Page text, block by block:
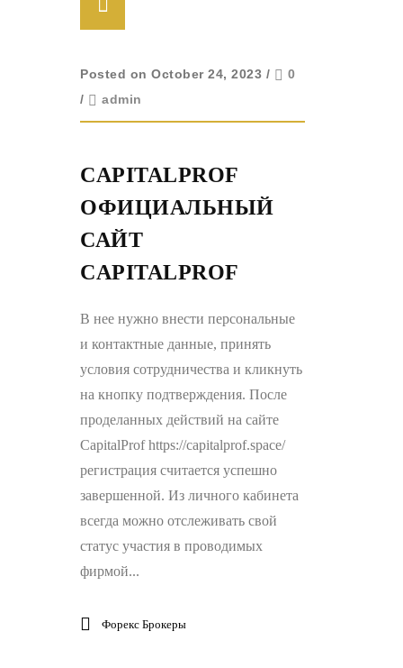
Posted on October 24, 2023 /
0
/
admin
CAPITALPROF
ОФИЦИАЛЬНЫЙ
САЙТ
CAPITALPROF
В нее нужно внести персональные
и контактные данные, принять
условия сотрудничества и кликнуть
на кнопку подтверждения. После
проделанных действий на сайте
CapitalProf https://capitalprof.space/
регистрация считается успешно
завершенной. Из личного кабинета
всегда можно отслеживать свой
статус участия в проводимых
фирмой...
Форекс Брокеры